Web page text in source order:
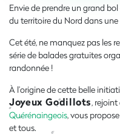
Envie de prendre un grand
du territoire du Nord dans
Cet été, ne manquez pas les
série de balades gratuites
randonnée !
À l’origine de cette belle
Joyeux Godillots,
Quérénaingeois, vous
et tous.